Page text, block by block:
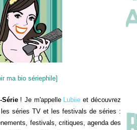
ma bio sériephile]
Série! Je m'appelle Lubiie et découvrez
séries TV et les festivals de séries :
festivals, critiques, agenda des